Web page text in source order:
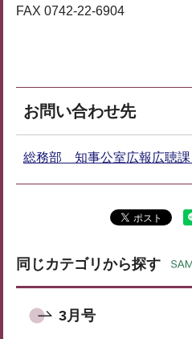
FAX 0742-22-6904
お問い合わせ先
総務部 知事公室広報広聴
同じカテゴリから探す
3月号